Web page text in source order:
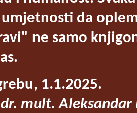
da
ne samo
1.1.2025.
mult. Aleksandar